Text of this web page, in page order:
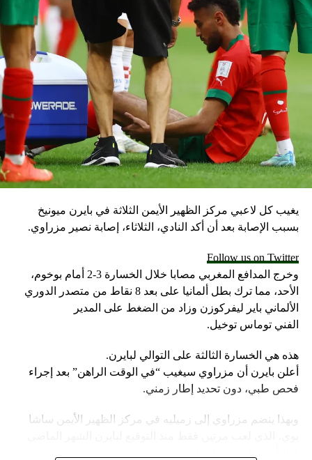
يغيب كل لاعبي مركز الظهير الأيمن الثلاثة في بايرن ميونيخ
بسبب الإصابة بعد أن أكد النادي، الثلاثاء، إصابة نصير مزراوي.
Follow us on Twitter
وخرج المدافع المغربي مصابا خلال الخسارة 3-2 أمام بوخوم،
الأحد، مما ترك بطل ألمانيا على بعد 8 نقاط من متصدر الدوري
الألماني باير ليفركوزن وزاد من الضغط على المدير
الفني توماس توخيل.
هذه هي الخسارة الثالثة على التوالي لبايرن.
أعلن بايرن أن مزراوي سيغيب “في الوقت الراهن” بعد إجراء
فحص طبي، دون تحديد إطار زمني.
وبهذا ينضم مزراوي إلى زميليه في مركز الظهير الأيمن ساشا